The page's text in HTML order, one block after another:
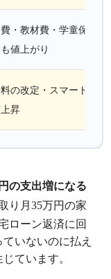
・教材費・学童保育費
値上がり
の改定・スマートフォ
昇
の支出増になる
り月35万円の家
ローン返済に回
いないのに払え
ています。